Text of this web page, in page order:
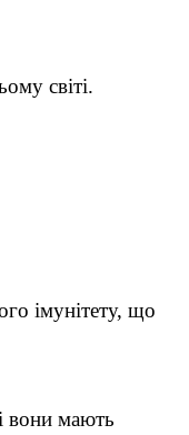
світі.
імунітету, що
вони мають